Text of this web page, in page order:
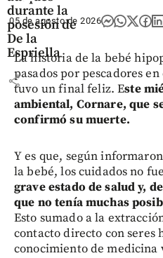
durante la
posesión de
De la
Espriella
share
05 de agosto de 2026
La historia de la bebé
pasados por pescadores
tuvo un final feliz. Este
ambiental, Cornare, que
confirmó su muerte.
Y es que, según
la bebé, los cuidados no
grave estado de salud y,
que no tenía muchas
Esto sumado a la
contacto directo con seres
conocimiento de medicina